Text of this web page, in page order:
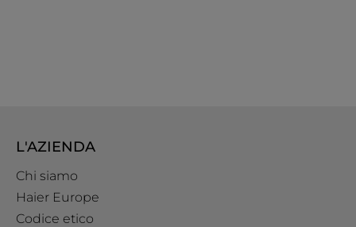
L'AZIENDA
Chi siamo
Haier Europe
Codice etico